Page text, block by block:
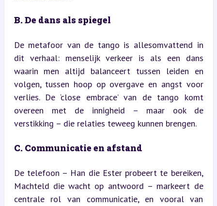
B. De dans als spiegel
De metafoor van de tango is allesomvattend in
dit verhaal: menselijk verkeer is als een dans
waarin men altijd balanceert tussen leiden en
volgen, tussen hoop op overgave en angst voor
verlies. De ‘close embrace’ van de tango komt
overeen met de innigheid – maar ook de
verstikking – die relaties teweeg kunnen brengen.
C. Communicatie en afstand
De telefoon – Han die Ester probeert te bereiken,
Machteld die wacht op antwoord – markeert de
centrale rol van communicatie, en vooral van